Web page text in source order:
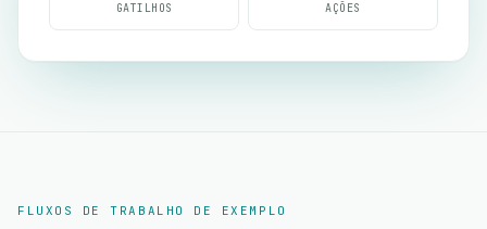
GATILHOS AÇÕES
FLUXOS DE TRABALHO DE EXEMPLO